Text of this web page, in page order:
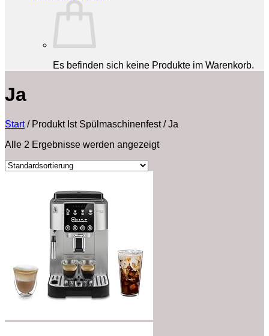
Es befinden sich keine Produkte im Warenkorb.
‎Ja
Start /Produkt Ist Spülmaschinenfest/‎Ja
Alle 2 Ergebnisse werden angezeigt